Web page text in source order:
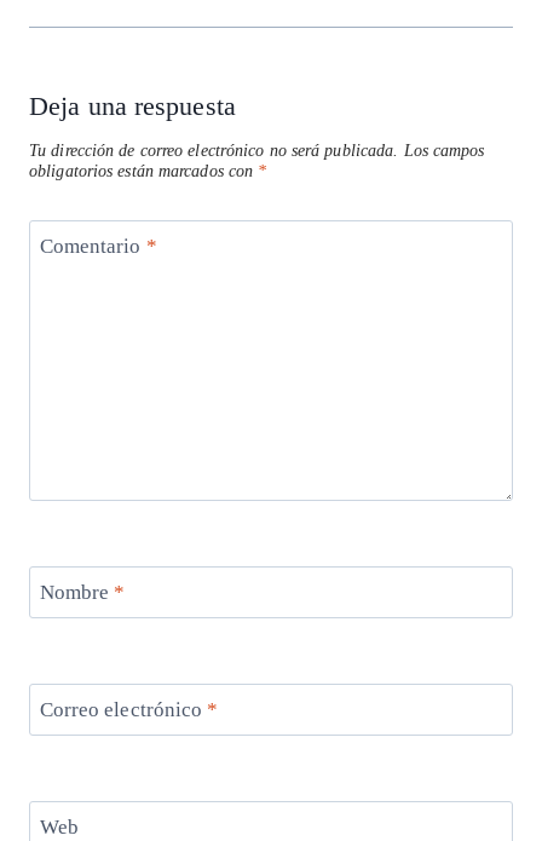
Deja una respuesta
Tu dirección de correo electrónico no será publicada. Los campos
obligatorios están marcados con *
Comentario *
Nombre *
Correo electrónico *
Web